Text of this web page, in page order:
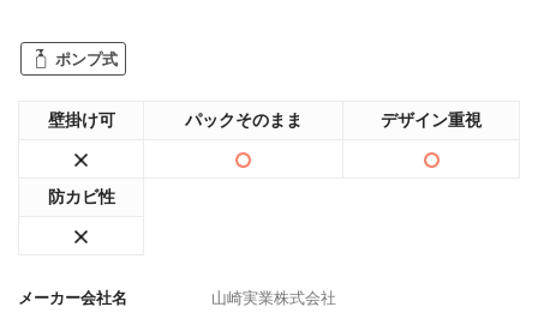
ポンプ式
壁掛け可 パックそのまま デザイン重視
防カビ性
メーカー会社名
山崎実業株式会社